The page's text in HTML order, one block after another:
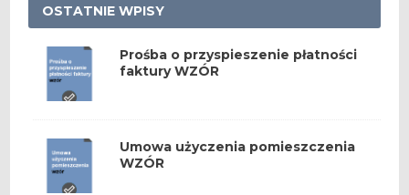
OSTATNIE WPISY
Prośba o przyspieszenie płatności
faktury WZÓR
Umowa użyczenia pomieszczenia
WZÓR